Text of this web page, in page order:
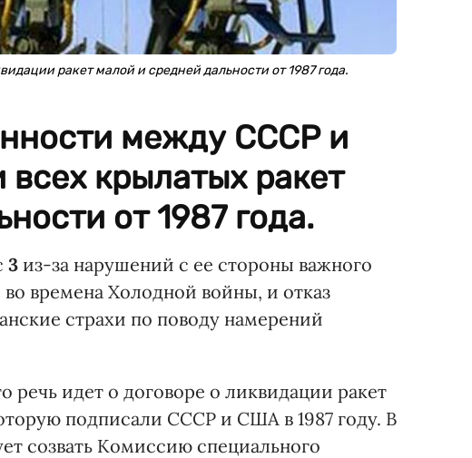
ракет малой и средней дальности от 1987 года.
между СССР и
крылатых ракет
от 1987 года.
3 из-за нарушений с ее стороны важного
времена Холодной войны, и отказ
страхи по поводу намерений
речь идет о договоре о ликвидации ракет
подписали СССР и США в 1987 году. В
созвать Комиссию специального